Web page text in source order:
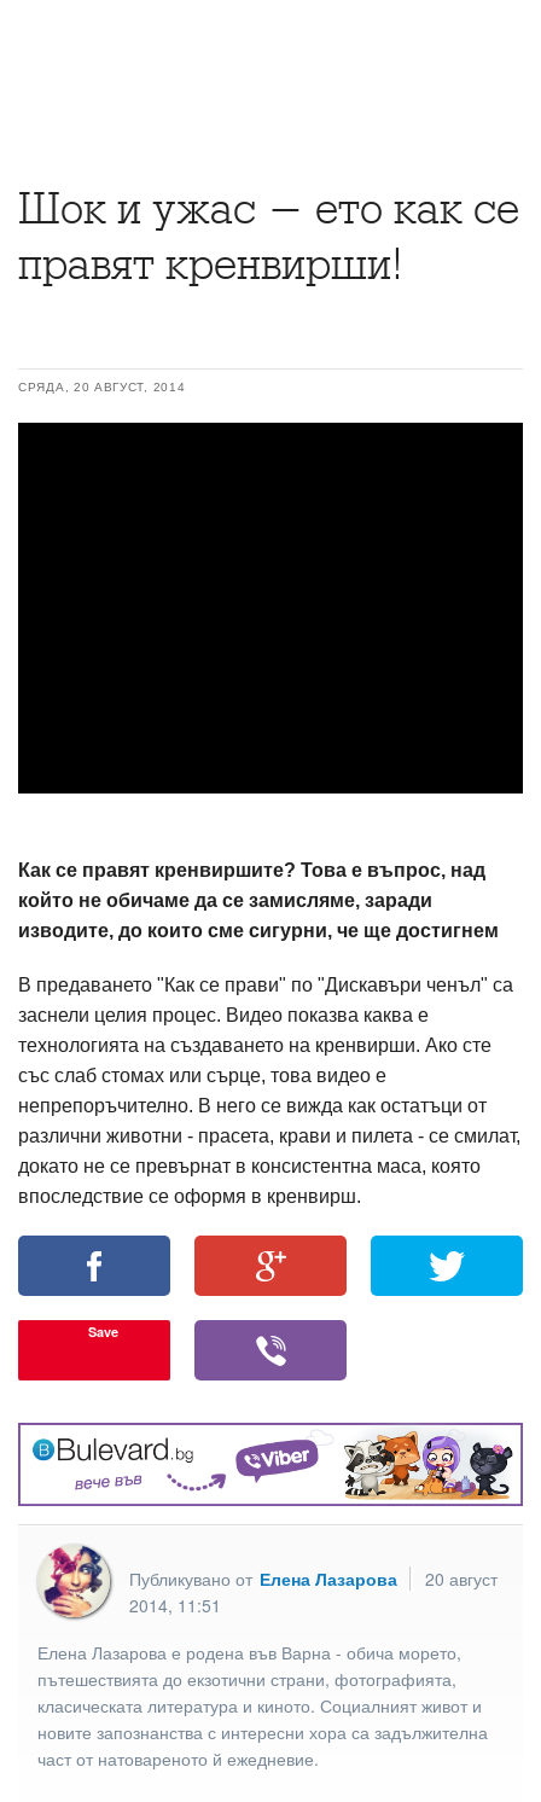
Шок и ужас - ето как се
правят кренвирши!
СРЯДА, 20 АВГУСТ, 2014
Как се правят кренвиршите? Това е въпрос, над
който не обичаме да се замисляме, заради
изводите, до които сме сигурни, че ще достигнем
В предаването "Как се прави" по "Дискавъри ченъл" са
заснели целия процес. Видео показва каква е
технологията на създаването на кренвирши. Ако сте
със слаб стомах или сърце, това видео е
непрепоръчително. В него се вижда как остатъци от
различни животни - прасета, крави и пилета - се смилат,
докато не се превърнат в консистентна маса, която
впоследствие се оформя в кренвирш.
Save
Публикувано от Елена Лазарова
20 август
2014, 11:51
Елена Лазарова е родена във Варна - обича морето,
пътешествията до екзотични страни, фотографията,
класическата литература и киното. Социалният живот и
новите запознанства с интересни хора са задължителна
част от натовареното й ежедневие.